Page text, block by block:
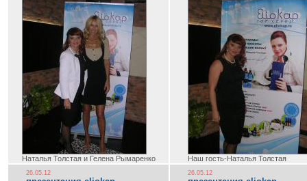
Наталья Толстая и Гелена Рымаренко Наш гость-Наталья Толстая
26.05.12 26.05.12